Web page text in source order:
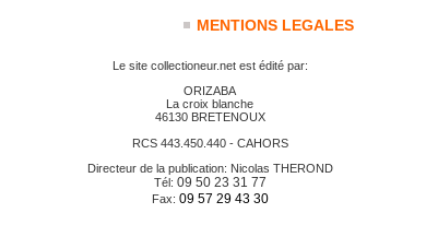
MENTIONS LEGALES
Le site collectioneur.net est édité par:
ORIZABA
La croix blanche
46130 BRETENOUX
RCS 443.450.440 - CAHORS
Directeur de la publication: Nicolas THEROND
Tél: 09 50 23 31 77
Fax: 09 57 29 43 30